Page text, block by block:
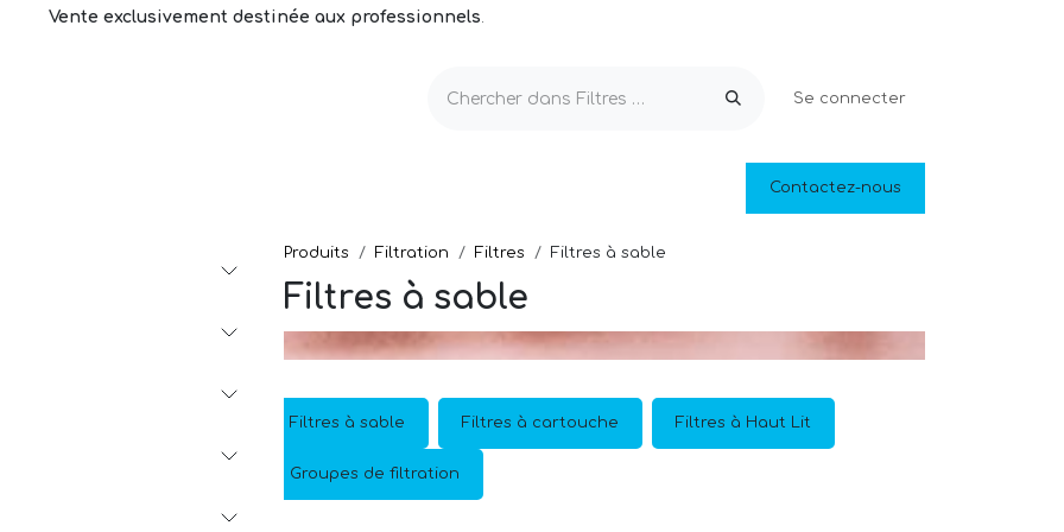
Vente exclusivement destinée aux professionnels.
Se connecter
Piscines naturelles
Contactez-nous
Produits Filtration Filtres Filtres à sable
Filtres à sable
Filtres à sable Filtres à cartouche Filtres à Haut Lit
Groupes de filtration